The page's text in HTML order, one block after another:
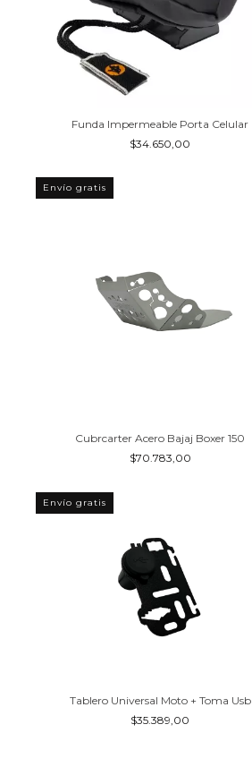
Funda Impermeable Porta Celular
$34.650,00
Envío gratis
Cubrcarter Acero Bajaj Boxer 150
$70.783,00
Envío gratis
Tablero Universal Moto + Toma Usb
$35.389,00